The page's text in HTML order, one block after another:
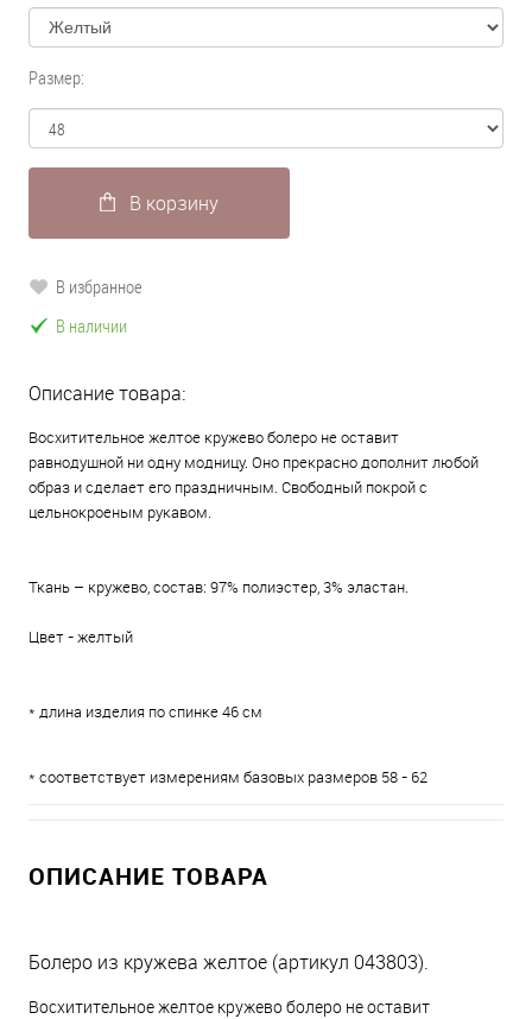
Размер:
В корзину
В избранное
В наличии
Описание товара:
Восхитительное желтое кружево болеро не оставит
равнодушной ни одну модницу. Оно прекрасно дополнит любой
образ и сделает его праздничным. Свободный покрой с
цельнокроеным рукавом.
Ткань – кружево, состав: 97% полиэстер, 3% эластан.
Цвет - желтый
* длина изделия по спинке 46 см
* соответствует измерениям базовых размеров 58 - 62
ОПИСАНИЕ ТОВАРА
Болеро из кружева желтое (артикул 043803).
Восхитительное желтое кружево болеро не оставит